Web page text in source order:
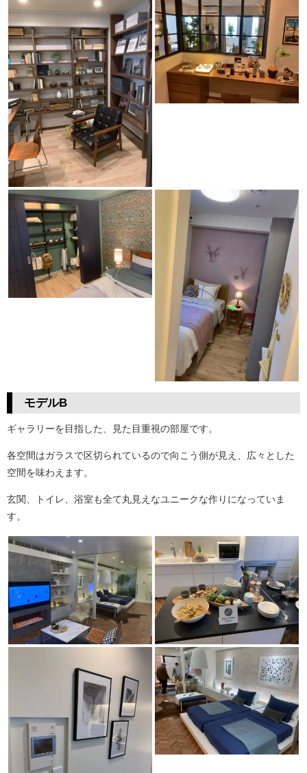
モデルB
ギャラリーを目指した、見た目重視の部屋です。
各空間はガラスで区切られているので向こう側が見え、広々とした
空間を味わえます。
玄関、トイレ、浴室も全て丸見えなユニークな作りになっていま
す。